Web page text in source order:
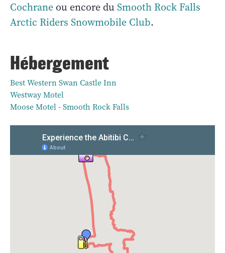
Cochrane ou encore du Smooth Rock Falls
Arctic Riders Snowmobile Club.
Hébergement
Best Western Swan Castle Inn
Westway Motel
Moose Motel - Smooth Rock Falls